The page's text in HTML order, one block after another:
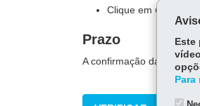
Clique em Confirmar
Prazo
A confirmação da